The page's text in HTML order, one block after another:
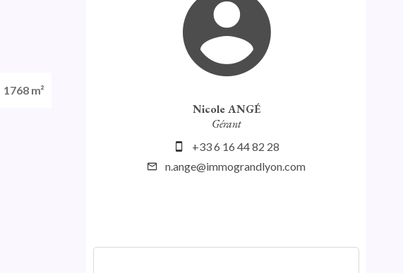
1768 m²
Nicole ANGÉ
Gérant
+33 6 16 44 82 28
n.ange@immograndlyon.com